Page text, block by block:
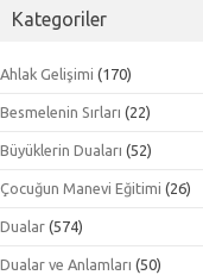
Kategoriler
Ahlak Gelişimi (170)
Besmelenin Sırları (22)
Büyüklerin Duaları (52)
Çocuğun Manevi Eğitimi (26)
Dualar (574)
Dualar ve Anlamları (50)